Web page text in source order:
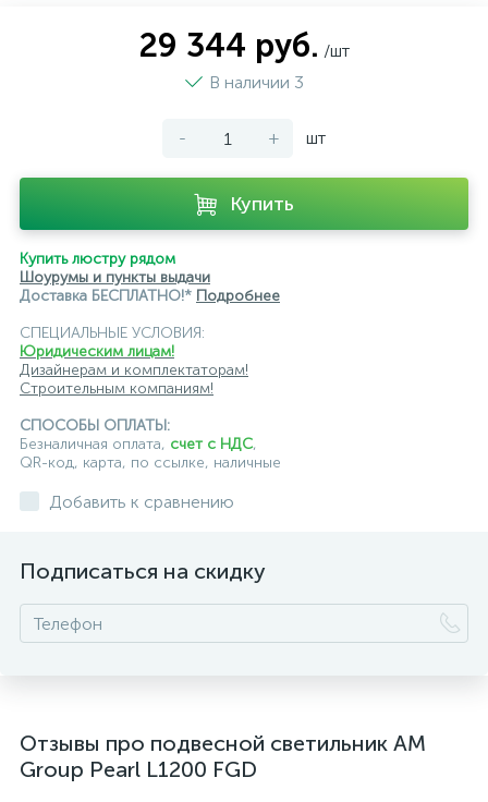
подвесные светильники Lightstar
подвесные светильники Lumion
подвесные светильники Newport
подвесные светильники Odeon Light
подвесные светильники для кафе и ресторанов
подвесные светильники для лестниц
подвесные светильники над барной стойкой
подвесные светодиодные Kink Light
светильники над рабочей поверхностью
светильники подвесные белые
29 344 руб. /шт
В наличии 3
- + шт
Купить
Купить люстру рядом
Шоурумы и пункты выдачи
Доставка БЕСПЛАТНО!* Подробнее
СПЕЦИАЛЬНЫЕ УСЛОВИЯ:
Юридическим лицам!
Дизайнерам и комплектаторам!
Строительным компаниям!
СПОСОБЫ ОПЛАТЫ:
Безналичная оплата, счет с НДС,
QR-код, карта, по ссылке, наличные
Добавить к сравнению
Подписаться на скидку
Отзывы про подвесной светильник AM
Group Pearl L1200 FGD